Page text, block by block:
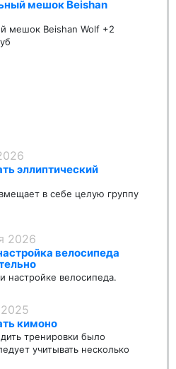
мешок Beishan
мешок Beishan Wolf +2
эллиптический
в себе целую группу
2026
велосипеда
настройке велосипеда.
кимоно
тренировки было
учитывать несколько